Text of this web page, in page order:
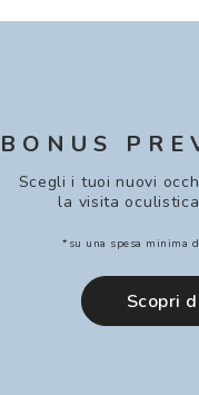
BONUS
Scegli i tuoi nuovi
la visita
*su una spesa minima
Scopri